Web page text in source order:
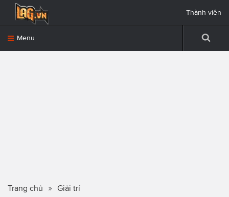
Menu
Thành viên
Trang chủ Giải trí